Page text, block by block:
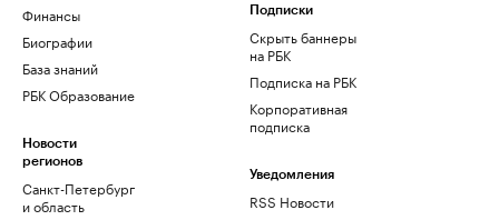
Финансы
Биографии
База знаний
РБК Образование
Новости
регионов
Санкт-Петербург
и область
Подписки
Скрыть баннеры
на РБК
Подписка на РБК
Корпоративная
подписка
Уведомления
RSS Новости